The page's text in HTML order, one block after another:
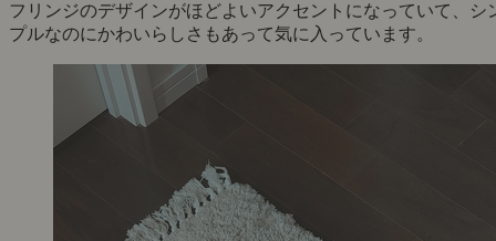
フリンジのデザインがほどよいアクセントになっていて、シ
プルなのにかわいらしさもあって気に入っています。